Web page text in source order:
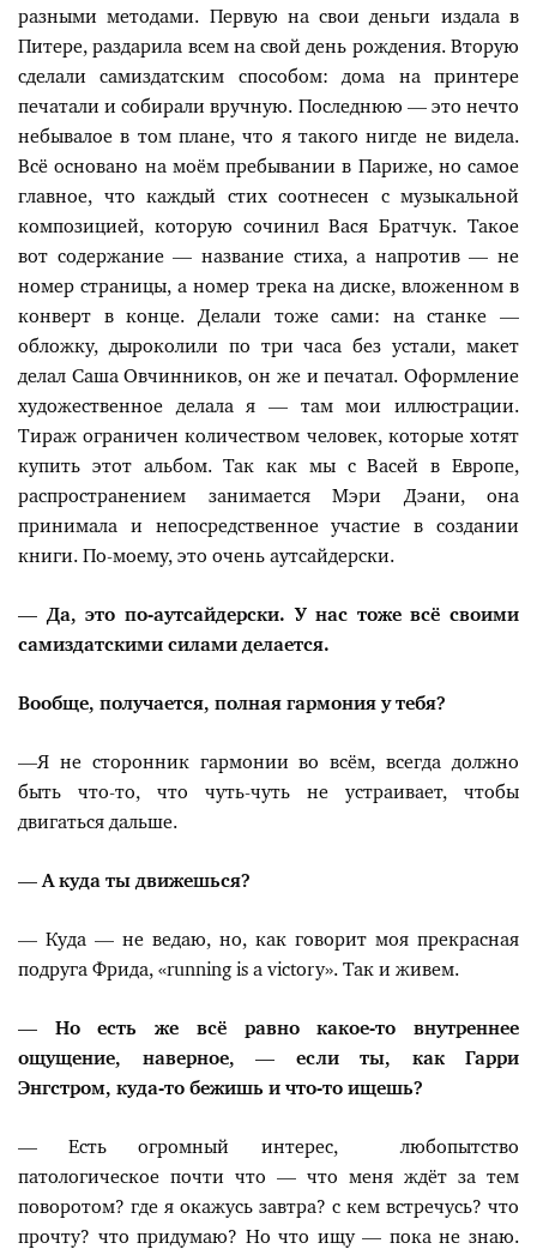
разными методами. Первую на свои деньги издала в
Питере, раздарила всем на свой день рождения. Вторую
сделали самиздатским способом: дома на принтере
печатали и собирали вручную. Последнюю — это нечто
небывалое в том плане, что я такого нигде не видела.
Всё основано на моём пребывании в Париже, но самое
главное, что каждый стих соотнесен с музыкальной
композицией, которую сочинил Вася Братчук. Такое
вот содержание — название стиха, а напротив — не
номер страницы, а номер трека на диске, вложенном в
конверт в конце. Делали тоже сами: на станке —
обложку, дыроколили по три часа без устали, макет
делал Саша Овчинников, он же и печатал. Оформление
художественное делала я — там мои иллюстрации.
Тираж ограничен количеством человек, которые хотят
купить этот альбом. Так как мы с Васей в Европе,
распространением занимается Мэри Дэани, она
принимала и непосредственное участие в создании
книги. По-моему, это очень аутсайдерски.
— Да, это по-аутсайдерски. У нас тоже всё своими
самиздатскими силами делается.
Вообще, получается, полная гармония у тебя?
—Я не сторонник гармонии во всём, всегда должно
быть что-то, что чуть-чуть не устраивает, чтобы
двигаться дальше.
— А куда ты движешься?
— Куда — не ведаю, но, как говорит моя прекрасная
подруга Фрида, «running is a victory». Так и живем.
— Но есть же всё равно какое-то внутреннее
ощущение, наверное, — если ты, как Гарри
Энгстром, куда-то бежишь и что-то ищешь?
— Есть огромный интерес, любопытство
патологическое почти что — что меня ждёт за тем
поворотом? где я окажусь завтра? с кем встречусь? что
прочту? что придумаю? Но что ищу — пока не знаю.